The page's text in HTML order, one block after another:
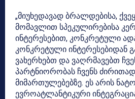
„მიუხედავად ბრალდებისა,
მომავლით სპეკულირებისა
ინტერესებით, კონკრეტული
კონკრეტული ინტერესებიდან
ვახერხებთ და ვაღრმავებთ
პარტნიორობას ჩვენს
მიმართულებებზე. ეს არის
ევროატლანტიკური